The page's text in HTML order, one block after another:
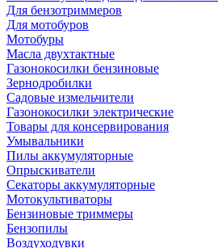
Для бензотриммеров
Для мотобуров
Мотобуры
Масла двухтактные
Газонокосилки бензиновые
Зернодробилки
Садовые измельчители
Газонокосилки электрические
Товары для консервирования
Умывальники
Пилы аккумуляторные
Опрыскиватели
Секаторы аккумуляторные
Мотокультиваторы
Бензиновые триммеры
Бензопилы
Воздуходувки